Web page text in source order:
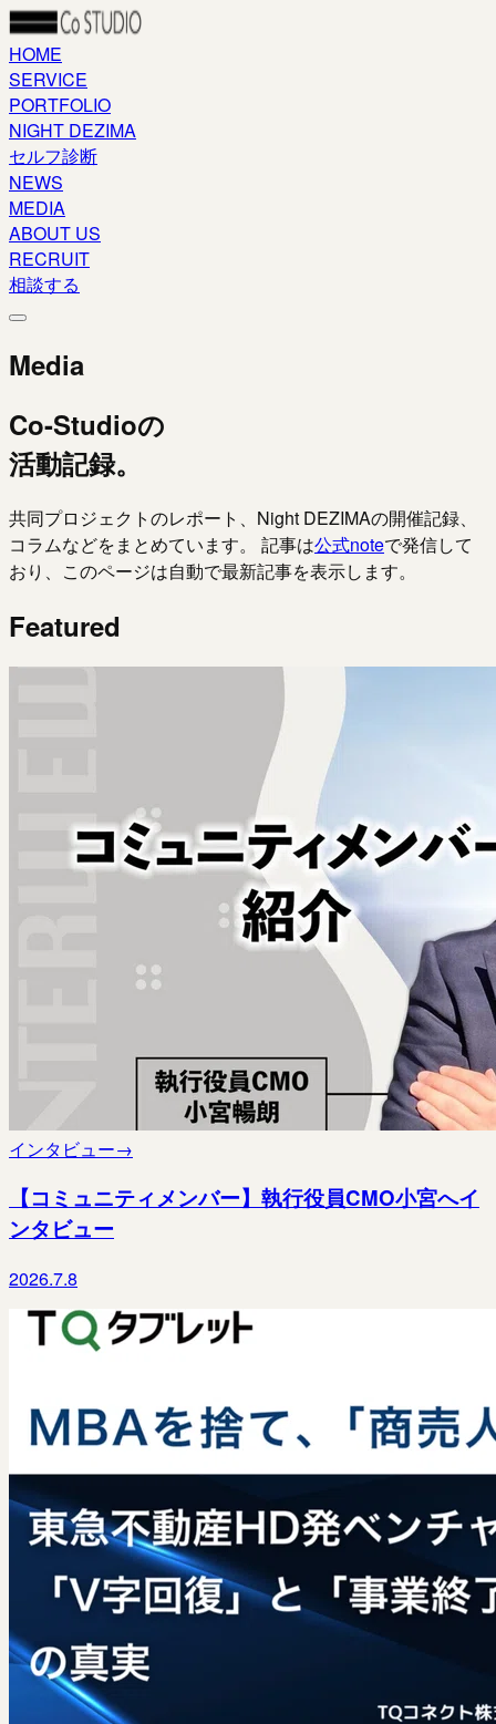
HOME
SERVICE
PORTFOLIO
NIGHT DEZIMA
セルフ診断
NEWS
MEDIA
ABOUT US
RECRUIT
相談する
Media
Co-Studioの
活動記録。
共同プロジェクトのレポート、Night DEZIMAの開催記録、
コラムなどをまとめています。 記事は公式noteで発信して
おり、このページは自動で最新記事を表示します。
Featured
インタビュー→
【コミュニティメンバー】執行役員CMO小宮へイ
ンタビュー
2026.7.8